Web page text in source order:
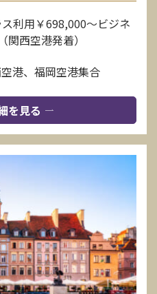
利用￥698,000〜ビジネ
西空港発着）
港、福岡空港集合
を見る